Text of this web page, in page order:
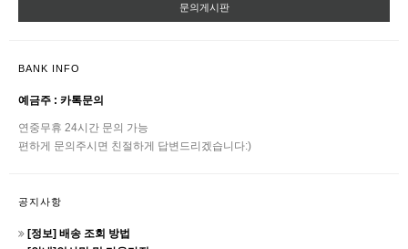
문의게시판
BANK INFO
예금주 : 카톡문의
연중무휴 24시간 문의 가능
편하게 문의주시면 친절하게 답변드리겠습니다:)
공지사항
[정보] 배송 조회 방법